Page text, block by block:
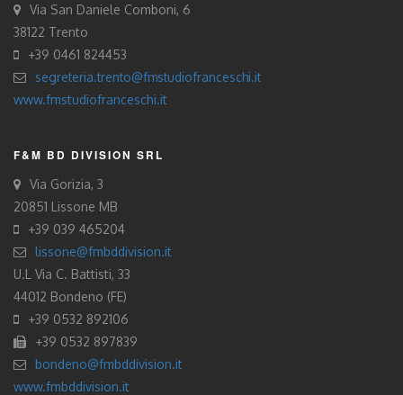
Via San Daniele Comboni, 6
38122 Trento
+39 0461 824453
segreteria.trento@fmstudiofranceschi.it
www.fmstudiofranceschi.it
F&M BD DIVISION SRL
Via Gorizia, 3
20851 Lissone MB
+39 039 465204
lissone@fmbddivision.it
U.L Via C. Battisti, 33
44012 Bondeno (FE)
+39 0532 892106
+39 0532 897839
bondeno@fmbddivision.it
www.fmbddivision.it